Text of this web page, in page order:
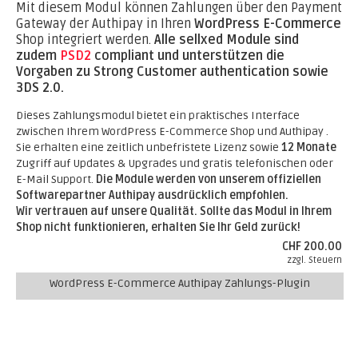
Mit diesem Modul können Zahlungen über den Payment
Gateway der Authipay in Ihren WordPress E-Commerce
Shop integriert werden. Alle sellxed Module sind
zudem PSD2 compliant und unterstützen die
Vorgaben zu Strong Customer authentication sowie
3DS 2.0.
Dieses Zahlungsmodul bietet ein praktisches Interface
zwischen Ihrem WordPress E-Commerce Shop und Authipay .
Sie erhalten eine zeitlich unbefristete Lizenz sowie 12 Monate
Zugriff auf Updates & Upgrades und gratis telefonischen oder
E-Mail Support. Die Module werden von unserem offiziellen
Softwarepartner Authipay ausdrücklich empfohlen.
Wir vertrauen auf unsere Qualität. Sollte das Modul in Ihrem
Shop nicht funktionieren, erhalten Sie Ihr Geld zurück!
CHF 200.00
zzgl. Steuern
WordPress E-Commerce Authipay Zahlungs-Plugin